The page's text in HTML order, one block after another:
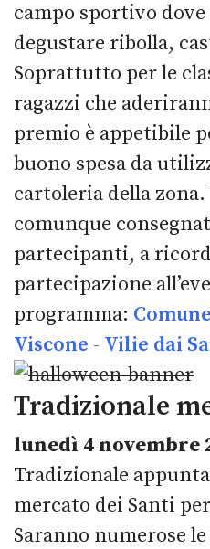
campo sportivo
degustare ribolla,
Soprattutto per le
ragazzi che
premio è appetibile
buono spesa da
cartoleria della
comunque
partecipanti, a
partecipazione
programma:
Viscone - Vilie dai
Tradizionale
lunedì 4 novembre
Tradizionale
mercato dei Santi
Saranno numerose